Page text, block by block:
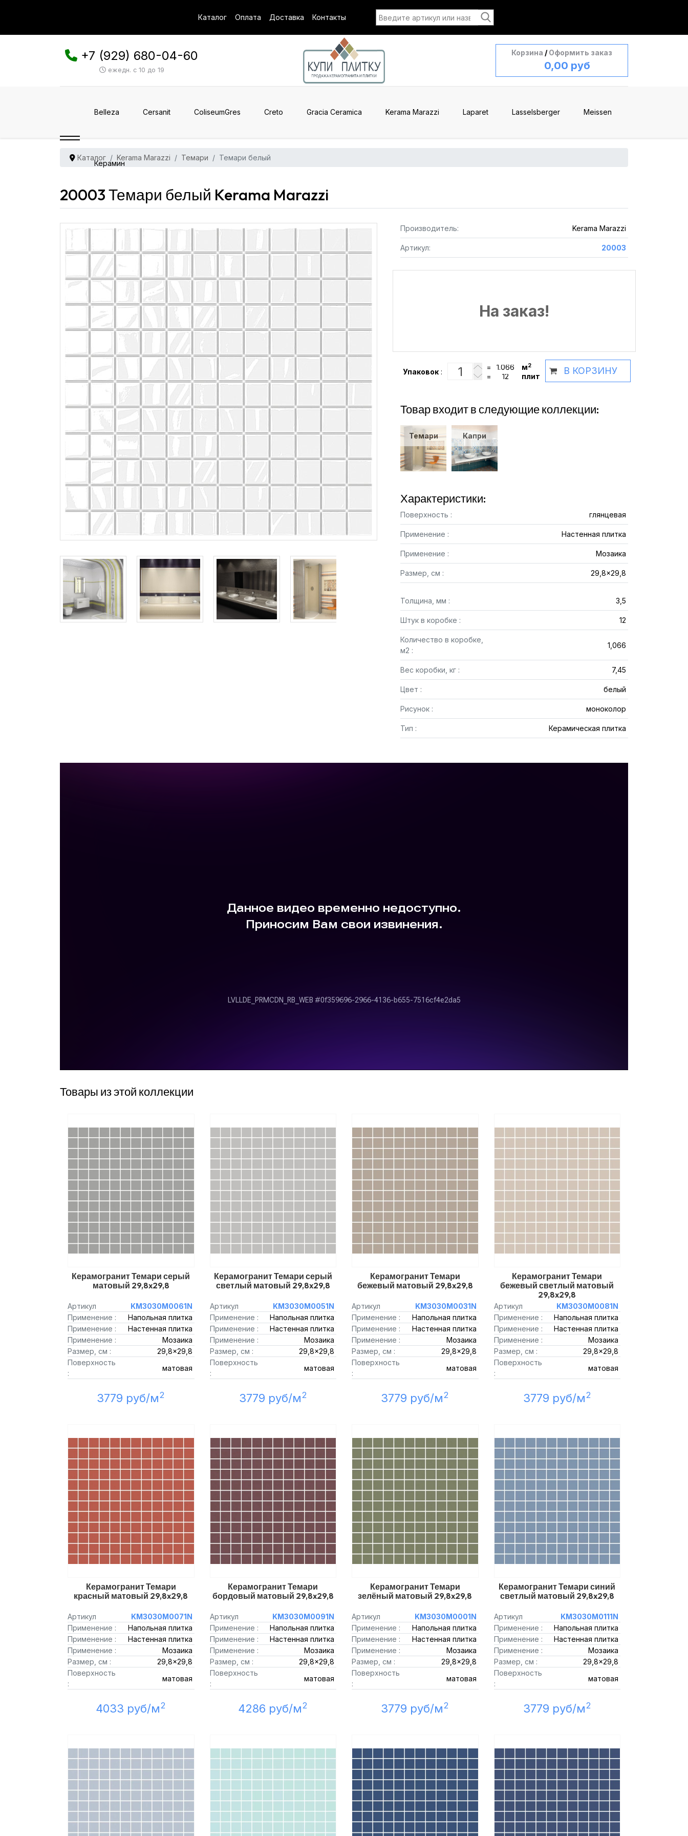
Каталог Оплата Доставка Контакты
+7 (929) 680-04-60
ежедн. с 10 до 19
Корзина / Оформить заказ
0,00 руб
Belleza Cersanit ColiseumGres Creto Gracia Ceramica Kerama Marazzi Laparet Lasselsberger Meissen
Керамин
Каталог Kerama Marazzi Темари Темари белый
20003 Темари белый Kerama Marazzi
Производитель: Kerama Marazzi
Артикул: 20003
На заказ!
Упаковок :
= м2
= плит
В КОРЗИНУ
Товар входит в следующие коллекции:
Темари Капри
Характеристики:
Поверхность : глянцевая
Применение : Настенная плитка
Применение : Мозаика
Размер, см : 29,8x29,8
Толщина, мм : 3,5
Штук в коробке : 12
Количество в коробке,
м2 :
1,066
Вес коробки, кг : 7,45
Цвет : белый
Рисунок : моноколор
Тип : Керамическая плитка
Товары из этой коллекции
Керамогранит Темари серый
матовый 29,8x29,8
Артикул
KM3030M0061N
Применение :
Напольная плитка
Применение :
Настенная плитка
Применение :
Мозаика
Размер, см :
29,8x29,8
Поверхность
:
матовая
3779 руб/м2
Керамогранит Темари серый
светлый матовый 29,8x29,8
Артикул
KM3030M0051N
Применение :
Напольная плитка
Применение :
Настенная плитка
Применение :
Мозаика
Размер, см :
29,8x29,8
Поверхность
:
матовая
3779 руб/м2
Керамогранит Темари
бежевый матовый 29,8x29,8
Артикул
KM3030M0031N
Применение :
Напольная плитка
Применение :
Настенная плитка
Применение :
Мозаика
Размер, см :
29,8x29,8
Поверхность
:
матовая
3779 руб/м2
Керамогранит Темари
бежевый светлый матовый
29,8x29,8
Артикул
KM3030M0081N
Применение :
Напольная плитка
Применение :
Настенная плитка
Применение :
Мозаика
Размер, см :
29,8x29,8
Поверхность
:
матовая
3779 руб/м2
Керамогранит Темари
красный матовый 29,8x29,8
Артикул
KM3030M0071N
Применение :
Напольная плитка
Применение :
Настенная плитка
Применение :
Мозаика
Размер, см :
29,8x29,8
Поверхность
:
матовая
4033 руб/м2
Керамогранит Темари
бордовый матовый 29,8x29,8
Артикул
KM3030M0091N
Применение :
Напольная плитка
Применение :
Настенная плитка
Применение :
Мозаика
Размер, см :
29,8x29,8
Поверхность
:
матовая
4286 руб/м2
Керамогранит Темари
зелёный матовый 29,8x29,8
Артикул
KM3030M0001N
Применение :
Напольная плитка
Применение :
Настенная плитка
Применение :
Мозаика
Размер, см :
29,8x29,8
Поверхность
:
матовая
3779 руб/м2
Керамогранит Темари синий
светлый матовый 29,8x29,8
Артикул
KM3030M0111N
Применение :
Напольная плитка
Применение :
Настенная плитка
Применение :
Мозаика
Размер, см :
29,8x29,8
Поверхность
:
матовая
3779 руб/м2